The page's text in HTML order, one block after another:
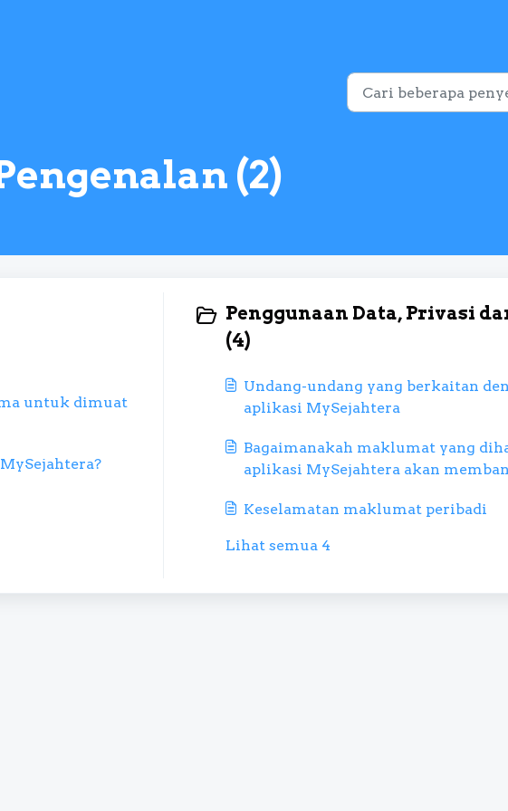
(2)
untuk dimuat
Penggunaan Data, Privasi
(4)
Undang-undang yang berkaitan
aplikasi MySejahtera
Bagaimanakah maklumat yang
aplikasi MySejahtera akan
Malaysia.
Keselamatan maklumat peribadi
Lihat semua 4